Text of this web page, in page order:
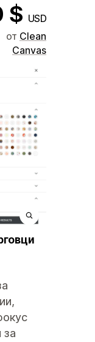
$ USD
от Clean
Canvas
за